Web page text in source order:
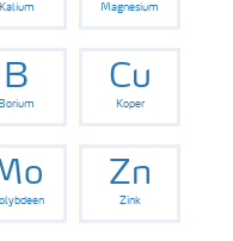
Kalium Magnesium
B
Borium
Cu
Koper
Zn
Zink